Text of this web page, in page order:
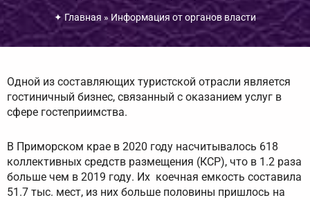
✦ Главная » Информация от органов власти
Одной из составляющих туристской отрасли является
гостиничный бизнес, связанный с оказанием услуг в
сфере гостеприимства.
В Приморском крае в 2020 году насчитывалось 618
коллективных средств размещения (КСР), что в 1.2 раза
больше чем в 2019 году. Их коечная емкость составила
51.7 тыс. мест, из них больше половины пришлось на